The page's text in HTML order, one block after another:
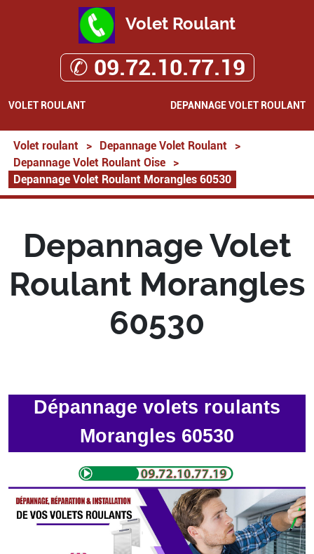
Volet Roulant
✆ 09.72.10.77.19
VOLET ROULANT DEPANNAGE VOLET ROULANT
Volet roulant > Depannage Volet Roulant
>
Depannage Volet Roulant Oise
>
Depannage Volet Roulant Morangles 60530
Depannage Volet
Roulant Morangles
60530
Dépannage volets roulants
Morangles 60530